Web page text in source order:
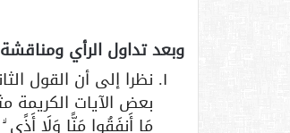
وبعد تداول الرأي
نظرا إلى أن القول
بعض الآيات الكريمة